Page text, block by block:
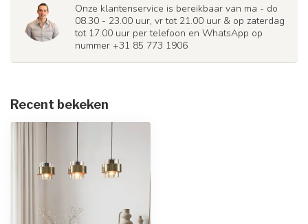
Onze klantenservice is bereikbaar van ma - do
08.30 - 23.00 uur, vr tot 21.00 uur & op zaterdag
tot 17.00 uur per telefoon en WhatsApp op
nummer +31 85 773 1906
Recent bekeken